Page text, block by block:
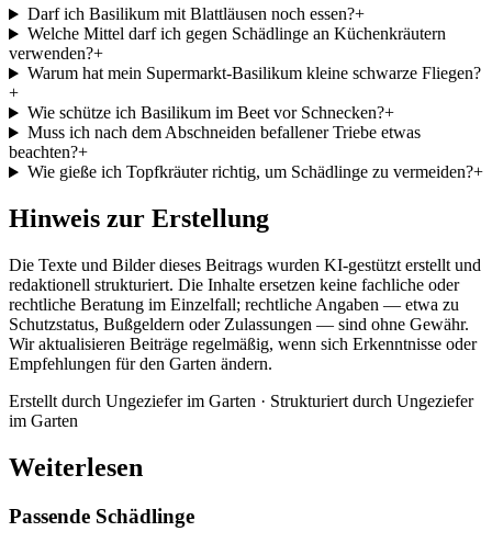
Darf ich Basilikum mit Blattläusen noch essen?+
Welche Mittel darf ich gegen Schädlinge an Küchenkräutern
verwenden?+
Warum hat mein Supermarkt-Basilikum kleine schwarze Fliegen?
+
Wie schütze ich Basilikum im Beet vor Schnecken?+
Muss ich nach dem Abschneiden befallener Triebe etwas
beachten?+
Wie gieße ich Topfkräuter richtig, um Schädlinge zu vermeiden?+
Hinweis zur Erstellung
Die Texte und Bilder dieses Beitrags wurden KI-gestützt erstellt und
redaktionell strukturiert. Die Inhalte ersetzen keine fachliche oder
rechtliche Beratung im Einzelfall; rechtliche Angaben — etwa zu
Schutzstatus, Bußgeldern oder Zulassungen — sind ohne Gewähr.
Wir aktualisieren Beiträge regelmäßig, wenn sich Erkenntnisse oder
Empfehlungen für den Garten ändern.
Erstellt durch Ungeziefer im Garten · Strukturiert durch Ungeziefer
im Garten
Weiterlesen
Passende Schädlinge